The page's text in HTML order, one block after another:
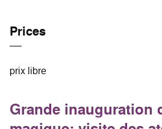
Prices
prix libre
Grande inauguration